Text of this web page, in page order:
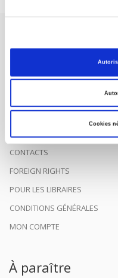
Cookies
Maison d'édition dédiée
à la transmission des
CONTACTS
FOREIGN RIGHTS
POUR LES LIBRAIRES
CONDITIONS GÉNÉRALES
MON COMPTE
À paraître